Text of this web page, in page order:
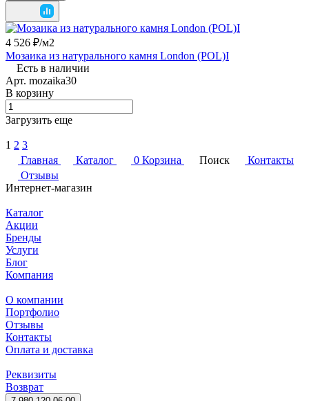
4 526 ₽/м2
Мозаика из натурального камня London (POL)I
Есть в наличии
Арт. mozaika30
В корзину
Загрузить еще
1 2 3
Главная
Каталог 0 Корзина Поиск
Контакты
Отзывы
Интернет-магазин
Каталог
Акции
Бренды
Услуги
Блог
Компания
О компании
Портфолио
Отзывы
Контакты
Оплата и доставка
Реквизиты
Возврат